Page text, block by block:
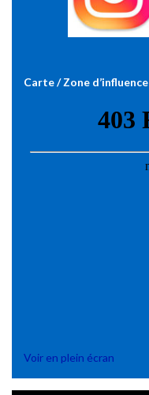
Carte / Zone d’influence
Voir en plein écran